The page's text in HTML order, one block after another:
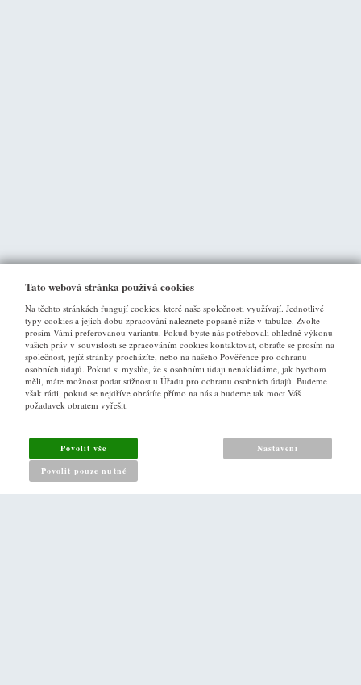
VŠE O NÁKUPU
Jak nakupovat
Reklamační řád
Zásady pro nakládání s osobními údaji
Tato webová stránka používá cookies
Na těchto stránkách fungují cookies, které naše společnosti využívají. Jednotlivé
typy cookies a jejich dobu zpracování naleznete popsané níže v tabulce. Zvolte
prosím Vámi preferovanou variantu. Pokud byste nás potřebovali ohledně výkonu
vašich práv v souvislosti se zpracováním cookies kontaktovat, obraťte se prosím na
společnost, jejíž stránky procházíte, nebo na našeho Pověřence pro ochranu
osobních údajů. Pokud si myslíte, že s osobními údaji nenakládáme, jak bychom
měli, máte možnost podat stížnost u Úřadu pro ochranu osobních údajů. Budeme
však rádi, pokud se nejdříve obrátíte přímo na nás a budeme tak moct Váš
požadavek obratem vyřešit.
Povolit vše
Povolit pouze nutné
Nastavení